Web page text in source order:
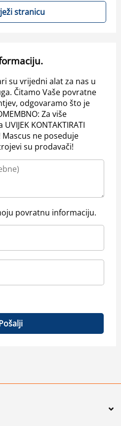
stranicu
su vrijedni alat za nas u
Čitamo Vaše povratne
odgovaramo što je
Za više
KONTAKTIRATI
Mascus ne poseduje
su prodavači!
povratnu informaciju.